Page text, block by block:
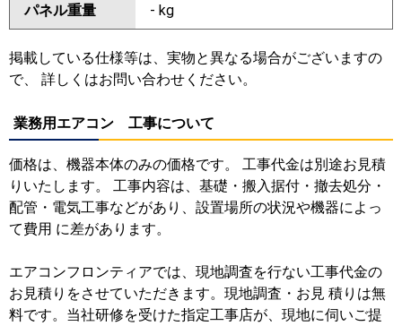
パネル重量 - kg
掲載している仕様等は、実物と異なる場合がございますの
で、 詳しくはお問い合わせください。
業務用エアコン 工事について
価格は、機器本体のみの価格です。 工事代金は別途お見積
りいたします。 工事内容は、基礎・搬入据付・撤去処分・
配管・電気工事などがあり、設置場所の状況や機器によっ
て費用 に差があります。
エアコンフロンティアでは、現地調査を行ない工事代金の
お見積りをさせていただきます。現地調査・お見 積りは無
料です。当社研修を受けた指定工事店が、現地に伺いご提